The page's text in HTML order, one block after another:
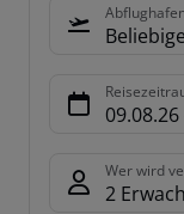
09.08.26
Wer wird
2